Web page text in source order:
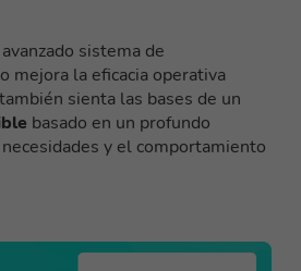
sistema de
mejora la eficacia operativa
sienta las bases de un
basado en un profundo
y el comportamiento